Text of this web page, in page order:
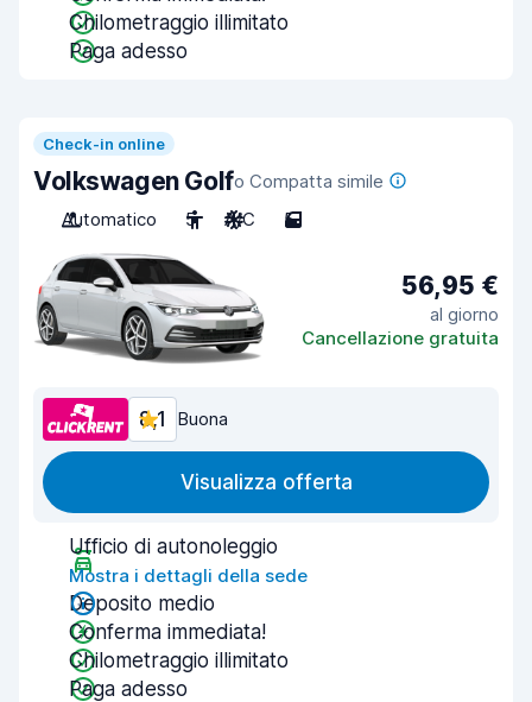
Chilometraggio illimitato
Paga adesso
Check-in online
Volkswagen Golfo Compatta simile
Automatico
5 A/C 5
56,95 €
al giorno
Cancellazione gratuita
8,1 Buona
Visualizza offerta
Ufficio di autonoleggio
Mostra i dettagli della sede
Deposito medio
Conferma immediata!
Chilometraggio illimitato
Paga adesso